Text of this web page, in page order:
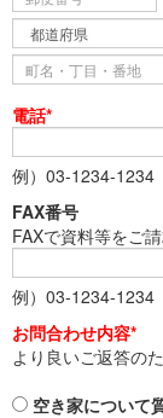
電話*
例）03-1234-1234
FAX番号
FAXで資料等をご
例）03-1234-1234
お問合わせ内容*
より良いご返答の
空き家について